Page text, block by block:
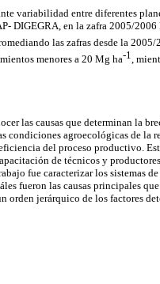
variabilidad entre diferentes
DIGEGRA, en la zafra 2005/
las zafras desde la 2005/
menores a 20 Mg ha-1,
las causas que determinan la
condiciones agroecológicas de la
del proceso productivo.
de técnicos y
fue caracterizar los sistemas
fueron las causas principales
orden jerárquico de los factores